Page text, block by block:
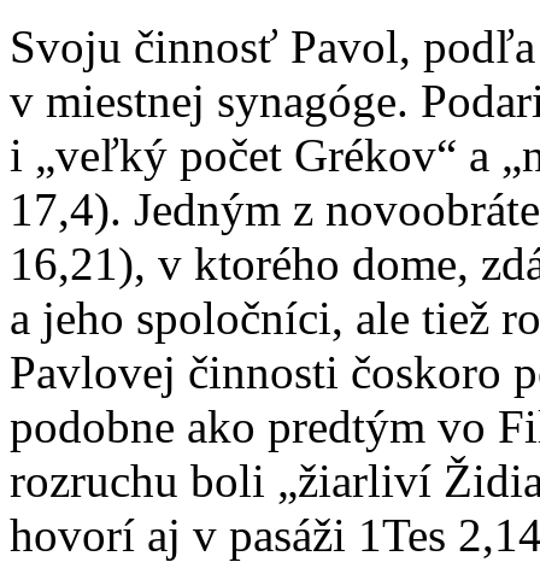
Svoju činnosť Pavol,
v miestnej synagóge.
i „veľký počet Grékov“ a
17,4). Jedným z
16,21), v ktorého dome,
a jeho spoločníci, ale tiež
Pavlovej činnosti čoskoro
podobne ako predtým vo
rozruchu boli „žiarliví
hovorí aj v pasáži 1Tes